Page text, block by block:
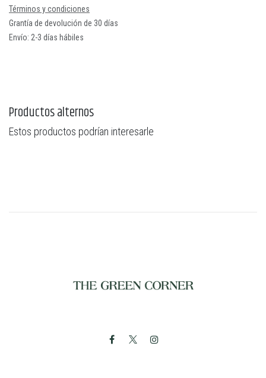
Términos y condiciones
Grantía de devolución de 30 días
Envío: 2-3 días hábiles
Productos alternos
Estos productos podrían interesarle